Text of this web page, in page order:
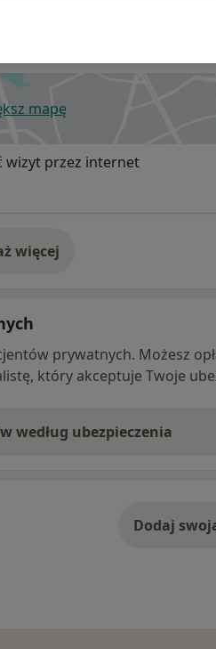
Opieki Zdrowotnej Miedziowe
mapę
otwiera się w nowej karcie
wizyt przez internet
więcej
o adresie
prywatnych. Możesz
który akceptuje Twoje
według ubezpieczenia
Dodaj